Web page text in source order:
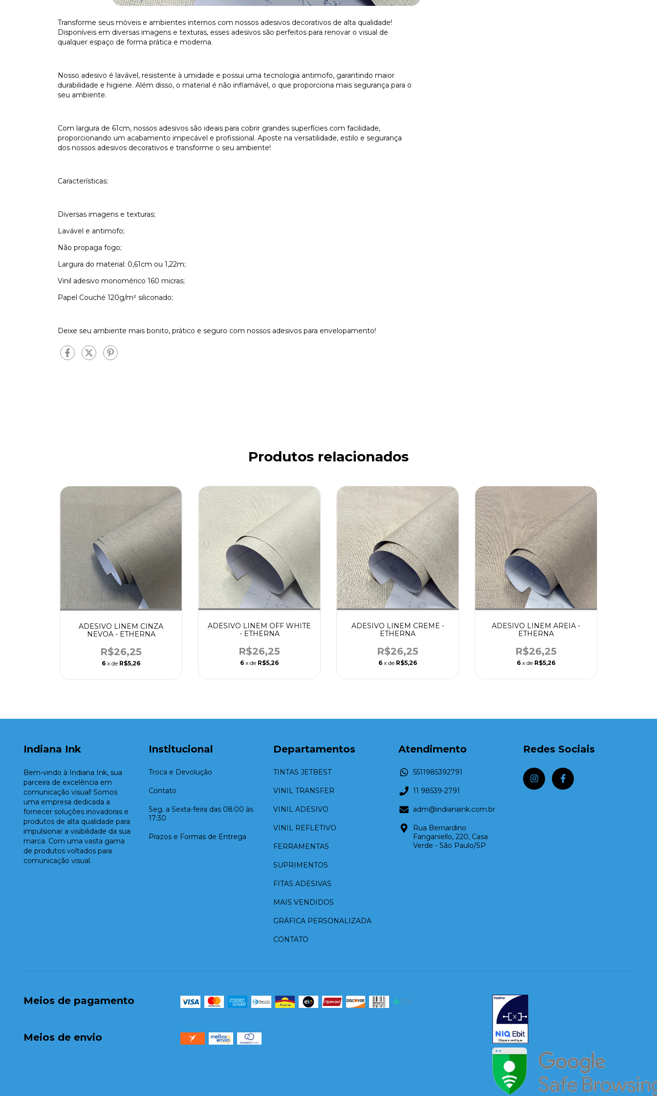
Transforme seus móveis e ambientes internos com nossos adesivos decorativos de alta qualidade!
Disponíveis em diversas imagens e texturas, esses adesivos são perfeitos para renovar o visual de
qualquer espaço de forma prática e moderna.
Nosso adesivo é lavável, resistente à umidade e possui uma tecnologia antimofo, garantindo maior
durabilidade e higiene. Além disso, o material é não inflamável, o que proporciona mais segurança para o
seu ambiente.
Com largura de 61cm, nossos adesivos são ideais para cobrir grandes superfícies com facilidade,
proporcionando um acabamento impecável e profissional. Aposte na versatilidade, estilo e segurança
dos nossos adesivos decorativos e transforme o seu ambiente!
Características:
Diversas imagens e texturas;
Lavável e antimofo;
Não propaga fogo;
Largura do material: 0,61cm ou 1,22m;
Vinil adesivo monomérico 160 micras;
Papel Couché 120g/m² siliconado;
Deixe seu ambiente mais bonito, prático e seguro com nossos adesivos para envelopamento!
Produtos relacionados
ADESIVO LINEM CINZA
NEVOA - ETHERNA
R$26,25
6 x de R$5,26
ADESIVO LINEM OFF WHITE
- ETHERNA
R$26,25
6 x de R$5,26
ADESIVO LINEM CREME -
ETHERNA
R$26,25
6 x de R$5,26
ADESIVO LINEM AREIA -
ETHERNA
R$26,25
6 x de R$5,26
Indiana Ink
Bem-vindo à Indiana Ink, sua
parceira de excelência em
comunicação visual! Somos
uma empresa dedicada a
fornecer soluções inovadoras e
produtos de alta qualidade para
impulsionar a visibilidade da sua
marca. Com uma vasta gama
de produtos voltados para
comunicação visual.
Institucional
Troca e Devolução
Contato
Seg. a Sexta-feira das 08:00 às
17:30
Prazos e Formas de Entrega
Departamentos
TINTAS JETBEST
VINIL TRANSFER
VINIL ADESIVO
VINIL REFLETIVO
FERRAMENTAS
SUPRIMENTOS
FITAS ADESIVAS
MAIS VENDIDOS
GRÁFICA PERSONALIZADA
CONTATO
Atendimento
5511985392791
11 98539-2791
adm@indianaink.com.br
Rua Bernardino
Fanganiello, 220, Casa
Verde - São Paulo/SP
Redes Sociais
Meios de pagamento
Meios de envio